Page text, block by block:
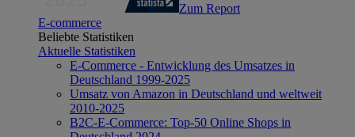
Zum Report
E-commerce
Beliebte Statistiken
Aktuelle Statistiken
E-Commerce - Entwicklung des Umsatzes in
Deutschland 1999-2025
Umsatz von Amazon in Deutschland und weltweit
2010-2025
B2C-E-Commerce: Top-50 Online Shops in